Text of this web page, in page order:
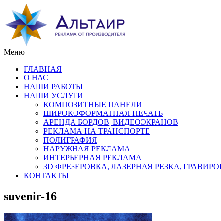
Меню
ГЛАВНАЯ
О НАС
НАШИ РАБОТЫ
НАШИ УСЛУГИ
КОМПОЗИТНЫЕ ПАНЕЛИ
ШИРОКОФОРМАТНАЯ ПЕЧАТЬ
АРЕНДА БОРДОВ, ВИДЕОЭКРАНОВ
РЕКЛАМА НА ТРАНСПОРТЕ
ПОЛИГРАФИЯ
НАРУЖНАЯ РЕКЛАМА
ИНТЕРЬЕРНАЯ РЕКЛАМА
3D ФРЕЗЕРОВКА, ЛАЗЕРНАЯ РЕЗКА,
КОНТАКТЫ
suvenir-16